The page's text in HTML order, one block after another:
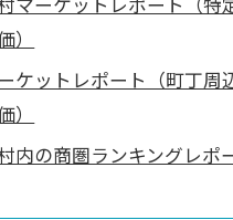
）
ケットレポート（町丁周
）
内の商圏ランキングレポ